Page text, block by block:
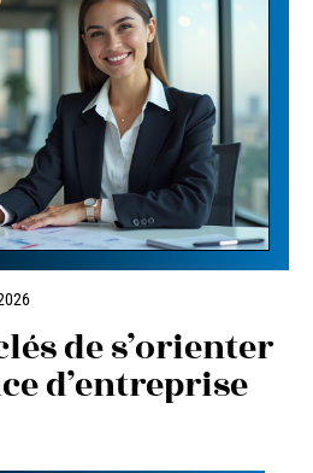
de s’orienter
d’entreprise